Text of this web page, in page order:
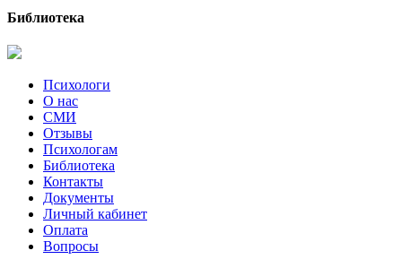
Библиотека
Психологи
О нас
СМИ
Отзывы
Психологам
Библиотека
Контакты
Документы
Личный кабинет
Оплата
Вопросы